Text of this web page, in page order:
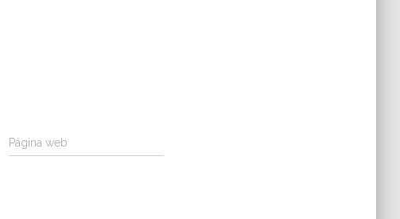
Página web